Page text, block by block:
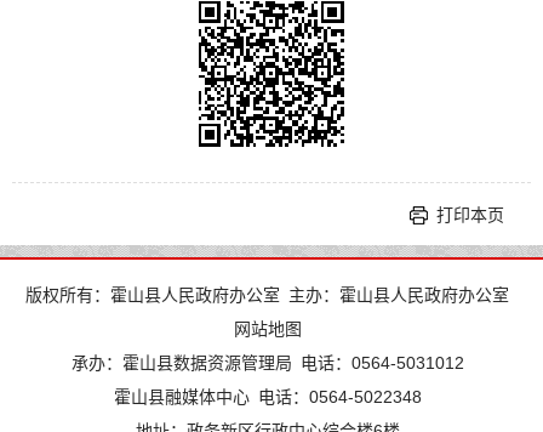
打印本页
版权所有：霍山县人民政府办公室 主办：霍山县人民政府办公室
网站地图
承办：霍山县数据资源管理局 电话：0564-5031012
霍山县融媒体中心 电话：0564-5022348